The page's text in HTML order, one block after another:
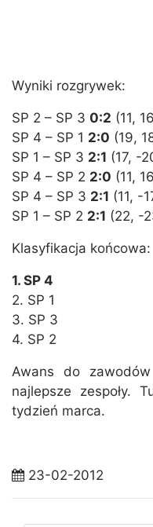
Wyniki rozgrywek:
SP 2 – SP 3 0:2 (11,
SP 4 – SP 1 2:0 (19,
SP 1 – SP 3 2:1 (17, -
SP 4 – SP 2 2:0 (11,
SP 4 – SP 3 2:1 (11, -
SP 1 – SP 2 2:1 (22, -
Klasyfikacja końcowa:
1. SP 4
2. SP 1
3. SP 3
4. SP 2
Awans do
najlepsze zespoły.
tydzień marca.
23-02-2012